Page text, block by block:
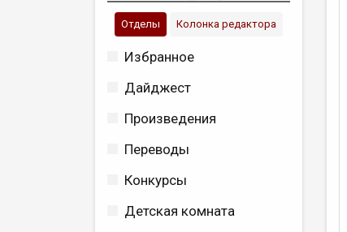
Отделы Колонка редактора
Избранное
Дайджест
Произведения
Переводы
Конкурсы
Детская комната